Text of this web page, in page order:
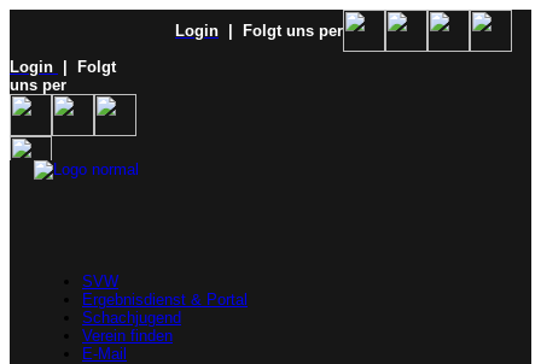
Login
| Folgt uns per
Login
| Folgt
uns per
SVW
Ergebnisdienst & Portal
Schachjugend
Verein finden
E-Mail